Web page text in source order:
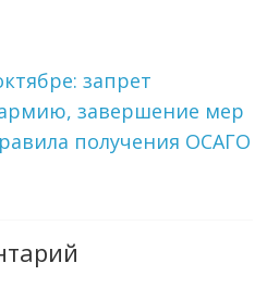
запрет
завершение мер
получения ОСАГО